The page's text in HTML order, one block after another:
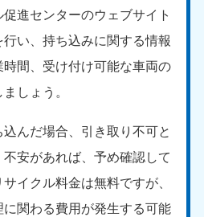
進センターのウェブサイト
い、持ち込みに関する情報
間、受け付け可能な車両の
しょう。
んだ場合、引き取り不可と
安があれば、予め確認して
イクル料金は無料ですが、
関わる費用が発生する可能